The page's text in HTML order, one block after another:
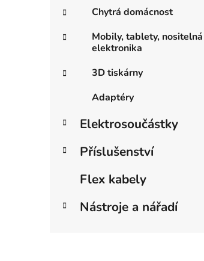
Chytrá domácnost
Mobily, tablety, nositelná
elektronika
3D tiskárny
Adaptéry
Elektrosoučástky
Příslušenství
Flex kabely
Nástroje a nářadí